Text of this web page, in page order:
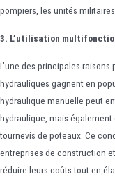
pompiers, les unités
3. L’utilisation
L’une des principales
hydrauliques gagnent en
hydraulique manuelle peut
hydraulique, mais également
tournevis de poteaux. Ce
entreprises de construction
réduire leurs coûts tout en